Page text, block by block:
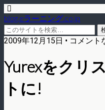
blog.eラーニング.co.jp
2009年12月15日 • コメント
Yurexをクリ
トに!